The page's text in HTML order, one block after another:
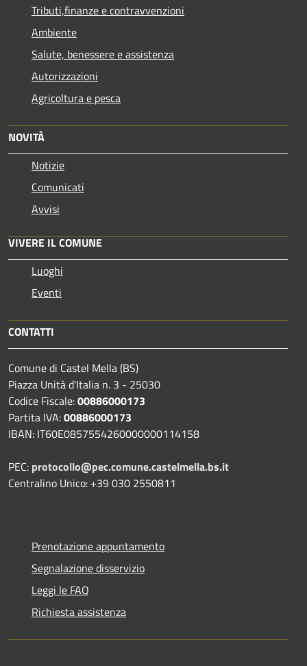
Tributi,finanze e contravvenzioni
Ambiente
Salute, benessere e assistenza
Autorizzazioni
Agricoltura e pesca
NOVITÀ
Notizie
Comunicati
Avvisi
VIVERE IL COMUNE
Luoghi
Eventi
CONTATTI
Comune di Castel Mella (BS)
Piazza Unità d'Italia n. 3 - 25030
Codice Fiscale:00886000173
Partita IVA:00886000173
IBAN: IT60E0857554260000000114158
PEC: protocollo@pec.comune.castelmella.bs.it
Centralino Unico: +39 030 2550811
Prenotazione appuntamento
Segnalazione disservizio
Leggi le FAQ
Richiesta assistenza